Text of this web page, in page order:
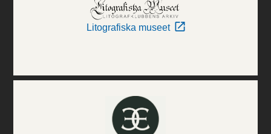
Litografiska museet